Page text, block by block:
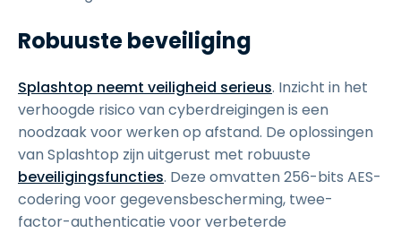
Robuuste beveiliging
Splashtop neemt veiligheid serieus. Inzicht in het
verhoogde risico van cyberdreigingen is een
noodzaak voor werken op afstand. De oplossingen
van Splashtop zijn uitgerust met robuuste
beveiligingsfuncties. Deze omvatten 256-bits AES-
codering voor gegevensbescherming, twee-
factor-authenticatie voor verbeterde